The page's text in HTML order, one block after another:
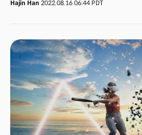
원격 협업 지원(원격 의사 소통, 페이스북 워크룸,
곳이다.최근 메타버스에는 현실 세계와 거의 동
현실에서도 다른 사람과 친해지려면 함께 차를 마
메타버스에서도 이런 일이 벌어지는 추세다. 특
테라제로(TerraZero)가 ‘버추얼 바(virtual
몰입형 기술(immersive technology)로는 디지
하기는 불가능하지만, 함께 어울릴 수 있는 공간
Hajin Han 2022.08.16 06:44 PDT